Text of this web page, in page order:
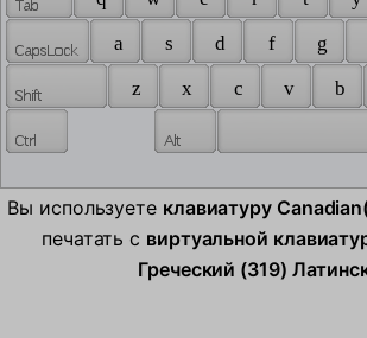
a
s d f g
z
x c v b
Вы используете клавиатуру
печатать с виртуальной
Греческий (319)